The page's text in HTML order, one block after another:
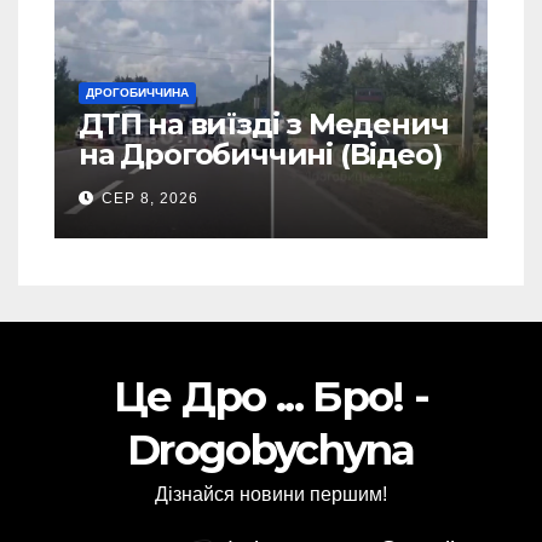
ДРОГОБИЧЧИНА
ДТП на виїзді з Меденич
на Дрогобиччині (Відео)
СЕР 8, 2026
Це Дро ... Бро! -
Drogobychyna
Дізнайся новини першим!